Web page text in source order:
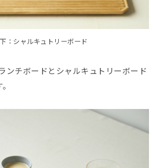
：シャルキュトリーボード
ンチボードとシャルキュトリーボード